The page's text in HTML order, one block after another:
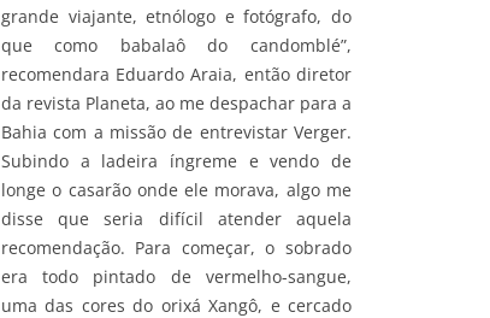
grande viajante, etnólogo e fotógrafo, do
que como babalaô do candomblé”,
recomendara Eduardo Araia, então diretor
da revista Planeta, ao me despachar para a
Bahia com a missão de entrevistar Verger.
Subindo a ladeira íngreme e vendo de
longe o casarão onde ele morava, algo me
disse que seria difícil atender aquela
recomendação. Para começar, o sobrado
era todo pintado de vermelho-sangue,
uma das cores do orixá Xangô, e cercado